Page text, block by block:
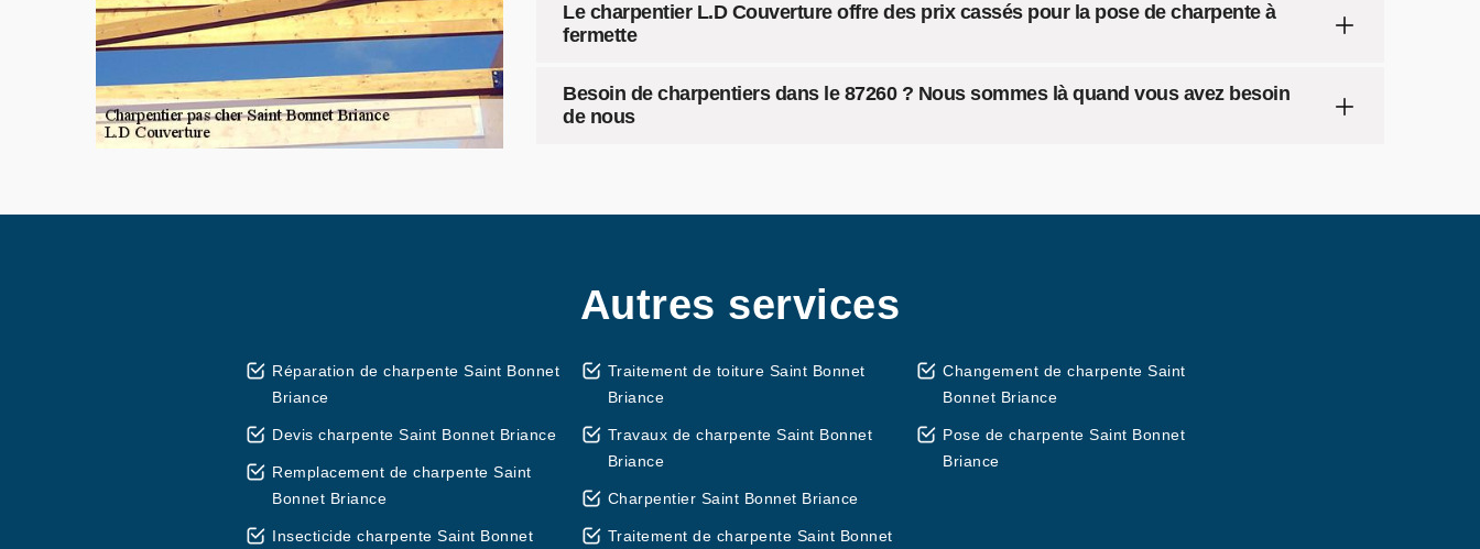
Le charpentier L.D Couverture offre des prix cassés pour la pose de charpente à
fermette
Besoin de charpentiers dans le 87260 ? Nous sommes là quand vous avez besoin
de nous
Autres services
Réparation de charpente Saint Bonnet
Briance
Devis charpente Saint Bonnet Briance
Remplacement de charpente Saint
Bonnet Briance
Insecticide charpente Saint Bonnet
Traitement de toiture Saint Bonnet
Briance
Travaux de charpente Saint Bonnet
Briance
Charpentier Saint Bonnet Briance
Traitement de charpente Saint Bonnet
Changement de charpente Saint
Bonnet Briance
Pose de charpente Saint Bonnet
Briance